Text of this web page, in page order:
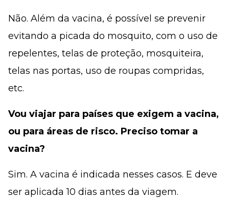
Não. Além da vacina, é possível se prevenir
evitando a picada do mosquito, com o uso de
repelentes, telas de proteção, mosquiteira,
telas nas portas, uso de roupas compridas,
etc.
Vou viajar para países que exigem a vacina,
ou para áreas de risco. Preciso tomar a
vacina?
Sim. A vacina é indicada nesses casos. E deve
ser aplicada 10 dias antes da viagem.